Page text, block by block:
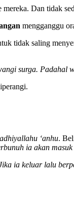
Dan tidak
mengganggu
tidak saling
surga. Padahal
‘anhu.
ia akan masuk
ia keluar lalu